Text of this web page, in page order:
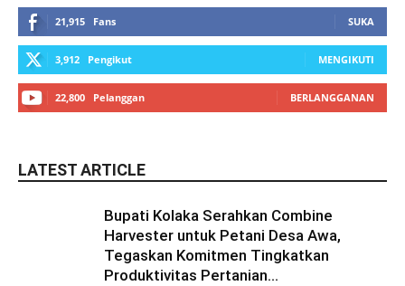
21,915 Fans SUKA
3,912 Pengikut MENGIKUTI
22,800 Pelanggan BERLANGGANAN
LATEST ARTICLE
Bupati Kolaka Serahkan Combine
Harvester untuk Petani Desa Awa,
Tegaskan Komitmen Tingkatkan
Produktivitas Pertanian...